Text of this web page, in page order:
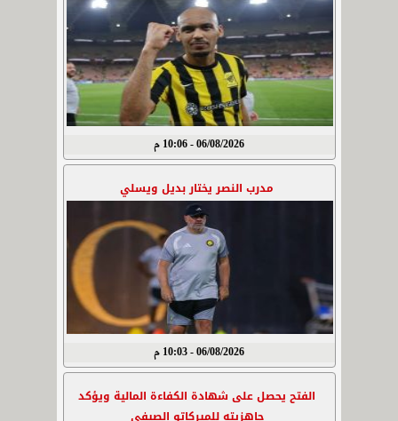
06/08/2026 - 10:06 م
مدرب النصر يختار بديل ويسلي
06/08/2026 - 10:03 م
الفتح يحصل على شهادة الكفاءة المالية ويؤكد
جاهزيته للميركاتو الصيفي